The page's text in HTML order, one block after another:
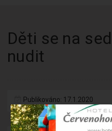
Děti se na
nudit
Publikováno: 17.1.2020